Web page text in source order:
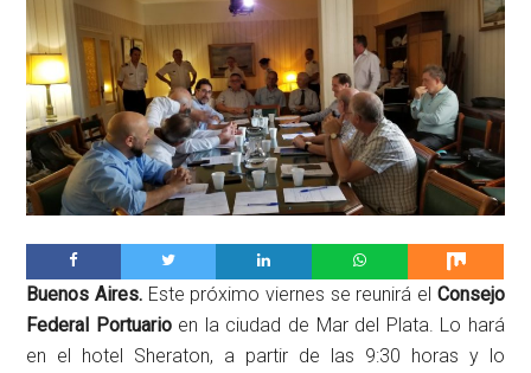
Buenos Aires. Este próximo viernes se reunirá el Consejo
Federal Portuarioen la ciudad de Mar del Plata. Lo hará
en el hotel Sheraton, a partir de las 9:30 horas y lo